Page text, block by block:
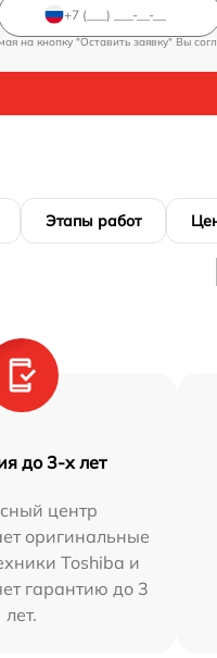
на кнопку "Оставить заявку" Вы
Этапы работ
до 3-х лет
центр
оригинальные
Toshiba и
гарантию до 3
лет.